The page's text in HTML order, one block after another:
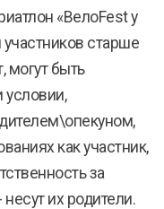
«ВелоFest у
старше
могут быть
как участник,
за
их родители.